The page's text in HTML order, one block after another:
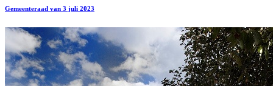
Gemeenteraad van 3 juli 2023